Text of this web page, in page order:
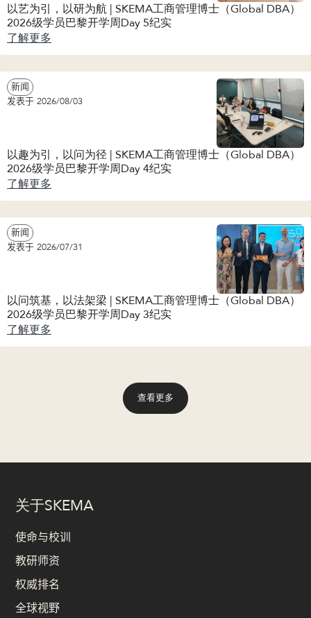
以艺为引，以研为航 | SKEMA工商管理博士（Global DBA）
2026级学员巴黎开学周Day 5纪实
了解更多
新闻
发表于 2026/08/03
以趣为引，以问为径 | SKEMA工商管理博士（Global DBA）
2026级学员巴黎开学周Day 4纪实
了解更多
新闻
发表于 2026/07/31
以问筑基，以法架梁 | SKEMA工商管理博士（Global DBA）
2026级学员巴黎开学周Day 3纪实
了解更多
查看更多
关于SKEMA
使命与校训
教研师资
权威排名
全球视野